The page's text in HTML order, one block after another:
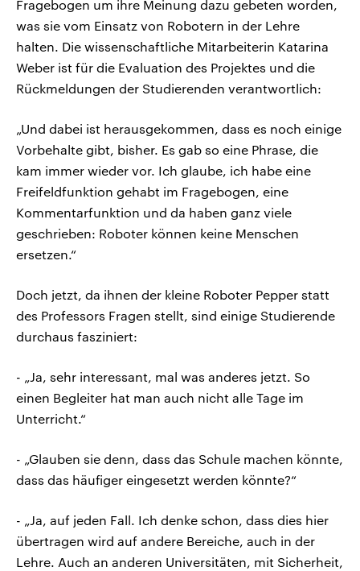
Fragebogen um ihre Meinung dazu gebeten worden,
was sie vom Einsatz von Robotern in der Lehre
halten. Die wissenschaftliche Mitarbeiterin Katarina
Weber ist für die Evaluation des Projektes und die
Rückmeldungen der Studierenden verantwortlich:
„Und dabei ist herausgekommen, dass es noch einige
Vorbehalte gibt, bisher. Es gab so eine Phrase, die
kam immer wieder vor. Ich glaube, ich habe eine
Freifeldfunktion gehabt im Fragebogen, eine
Kommentarfunktion und da haben ganz viele
geschrieben: Roboter können keine Menschen
ersetzen.“
Doch jetzt, da ihnen der kleine Roboter Pepper statt
des Professors Fragen stellt, sind einige Studierende
durchaus fasziniert:
- „Ja, sehr interessant, mal was anderes jetzt. So
einen Begleiter hat man auch nicht alle Tage im
Unterricht.“
- „Glauben sie denn, dass das Schule machen könnte,
dass das häufiger eingesetzt werden könnte?“
- „Ja, auf jeden Fall. Ich denke schon, dass dies hier
übertragen wird auf andere Bereiche, auch in der
Lehre. Auch an anderen Universitäten, mit Sicherheit,